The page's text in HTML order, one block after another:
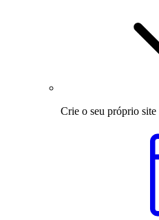
Crie o seu próprio site